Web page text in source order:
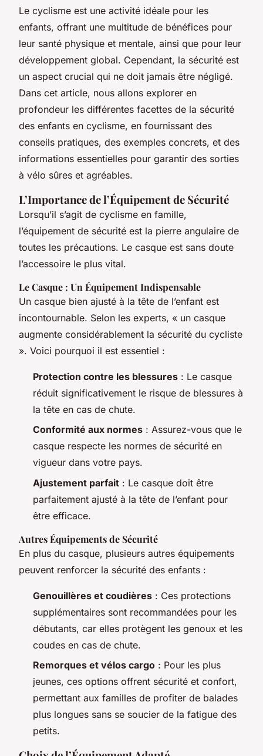
Le cyclisme est une activité idéale pour les
enfants, offrant une multitude de bénéfices pour
leur santé physique et mentale, ainsi que pour leur
développement global. Cependant, la sécurité est
un aspect crucial qui ne doit jamais être négligé.
Dans cet article, nous allons explorer en
profondeur les différentes facettes de la sécurité
des enfants en cyclisme, en fournissant des
conseils pratiques, des exemples concrets, et des
informations essentielles pour garantir des sorties
à vélo sûres et agréables.
L’Importance de l’Équipement de Sécurité
Lorsqu’il s’agit de cyclisme en famille,
l’équipement de sécurité est la pierre angulaire de
toutes les précautions. Le casque est sans doute
l’accessoire le plus vital.
Le Casque : Un Équipement Indispensable
Un casque bien ajusté à la tête de l’enfant est
incontournable. Selon les experts, « un casque
augmente considérablement la sécurité du cycliste
». Voici pourquoi il est essentiel :
Protection contre les blessures : Le casque
réduit significativement le risque de blessures à
la tête en cas de chute.
Conformité aux normes : Assurez-vous que le
casque respecte les normes de sécurité en
vigueur dans votre pays.
Ajustement parfait : Le casque doit être
parfaitement ajusté à la tête de l’enfant pour
être efficace.
Autres Équipements de Sécurité
En plus du casque, plusieurs autres équipements
peuvent renforcer la sécurité des enfants :
Genouillères et coudières : Ces protections
supplémentaires sont recommandées pour les
débutants, car elles protègent les genoux et les
coudes en cas de chute.
Remorques et vélos cargo : Pour les plus
jeunes, ces options offrent sécurité et confort,
permettant aux familles de profiter de balades
plus longues sans se soucier de la fatigue des
petits.